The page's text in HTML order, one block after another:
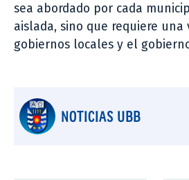
sea abordado por cada
aislada, sino que requiere una
gobiernos locales y el
NOTICIAS UBB